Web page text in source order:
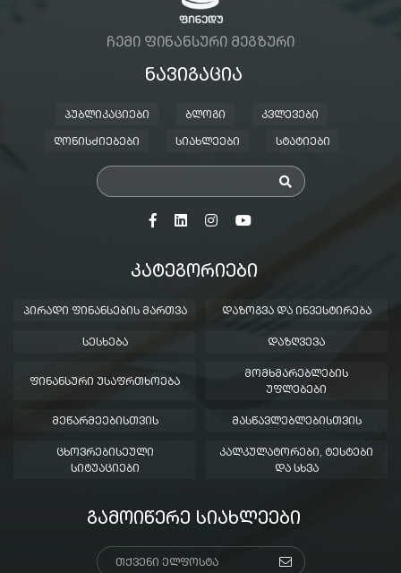
ᲩᲔᲛᲘ ᲤᲘᲜᲐᲜᲡᲣᲠᲘ ᲛᲔᲒᲖᲣᲠᲘ
ᲜᲐᲕᲘᲒᲐᲪᲘᲐ
ᲞᲣᲑᲚᲘᲙᲐᲪᲘᲔᲑᲘ ᲑᲚᲝᲒᲘ ᲙᲕᲚᲔᲕᲔᲑᲘ
ᲦᲝᲜᲘᲡᲫᲘᲔᲑᲔᲑᲘ ᲡᲘᲐᲮᲚᲔᲔᲑᲘ ᲡᲢᲐᲢᲘᲔᲑᲘ
ᲙᲐᲢᲔᲒᲝᲠᲘᲔᲑᲘ
ᲞᲘᲠᲐᲓᲘ ᲤᲘᲜᲐᲜᲡᲔᲑᲘᲡ ᲛᲐᲠᲗᲕᲐ ᲓᲐᲖᲝᲒᲕᲐ ᲓᲐ ᲘᲜᲕᲔᲡᲢᲘᲠᲔᲑᲐ
ᲡᲔᲡᲮᲔᲑᲐ ᲓᲐᲖᲦᲕᲔᲕᲐ
ᲤᲘᲜᲐᲜᲡᲣᲠᲘ ᲣᲡᲐᲤᲠᲗᲮᲝᲔᲑᲐ
ᲛᲝᲛᲮᲛᲐᲠᲔᲑᲚᲔᲑᲘᲡ
ᲣᲤᲚᲔᲑᲔᲑᲘ
ᲛᲔᲬᲐᲠᲛᲔᲔᲑᲘᲡᲗᲕᲘᲡ ᲛᲐᲡᲬᲐᲕᲚᲔᲑᲚᲔᲑᲘᲡᲗᲕᲘᲡ
ᲪᲮᲝᲕᲠᲔᲑᲘᲡᲔᲣᲚᲘ
ᲡᲘᲢᲣᲐᲪᲘᲔᲑᲘ
ᲙᲐᲚᲙᲣᲚᲐᲢᲝᲠᲔᲑᲘ, ᲢᲔᲡᲢᲔᲑᲘ
ᲓᲐ ᲡᲮᲕᲐ
ᲒᲐᲛᲝᲘᲬᲔᲠᲔ ᲡᲘᲐᲮᲚᲔᲔᲑᲘ